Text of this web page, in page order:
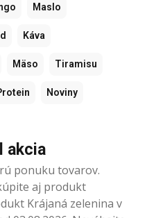
Maslo
Káva
Mäso Tiramisu
Noviny
akcia
ponuku tovarov.
aj produkt
Krájaná zelenina v